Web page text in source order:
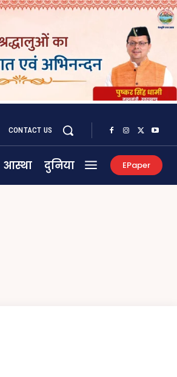
CONTACT US
आस्था दुनिया EPaper